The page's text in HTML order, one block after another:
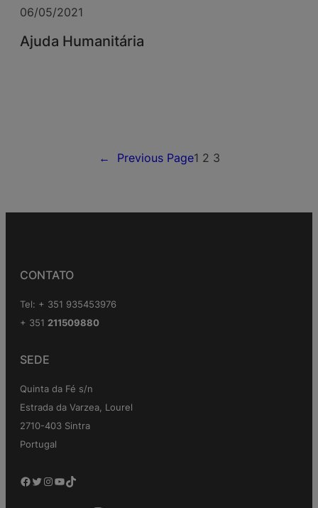
06/05/2021
Ajuda Humanitária
← Previous Page1 2 3
CONTATO
Tel: + 351 935453976
+ 351 211509880
SEDE
Quinta da Fé s/n
Estrada da Varzea, Lourel
2710-403 Sintra
Portugal
Facebook Twitter Instagram YouTube TikTok